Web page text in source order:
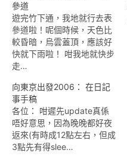
參道
遊完竹下通，我地就行去表
參道啦！呢個時候，天色比
較昏暗，烏雲蓋頂，應該好
快就下雨啦！ 咁我地就快步
走…
向東京出發2006： 在日記
事手稿
各位： 咁遲先update真係
唔好意思，因為晚晚都好夜
返來(有時成12點左右，但成
3點先有得slee…